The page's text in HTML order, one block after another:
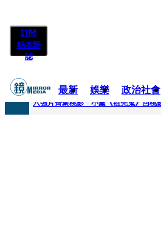
訂閱
紙本雜
誌
最新 娛樂 政治社會
快訊